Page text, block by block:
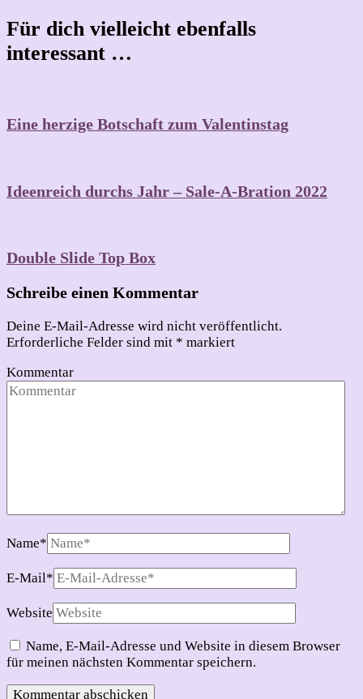
Für dich vielleicht ebenfalls
interessant …
Eine herzige Botschaft zum Valentinstag
Ideenreich durchs Jahr – Sale-A-Bration 2022
Double Slide Top Box
Schreibe einen Kommentar
Deine E-Mail-Adresse wird nicht veröffentlicht.
Erforderliche Felder sind mit * markiert
Kommentar
Name*
E-Mail*
Website
Name, E-Mail-Adresse und Website in diesem Browser
für meinen nächsten Kommentar speichern.